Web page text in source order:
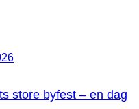
store byfest – en dag